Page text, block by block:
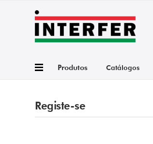
Produtos Catálogos
Registe-se